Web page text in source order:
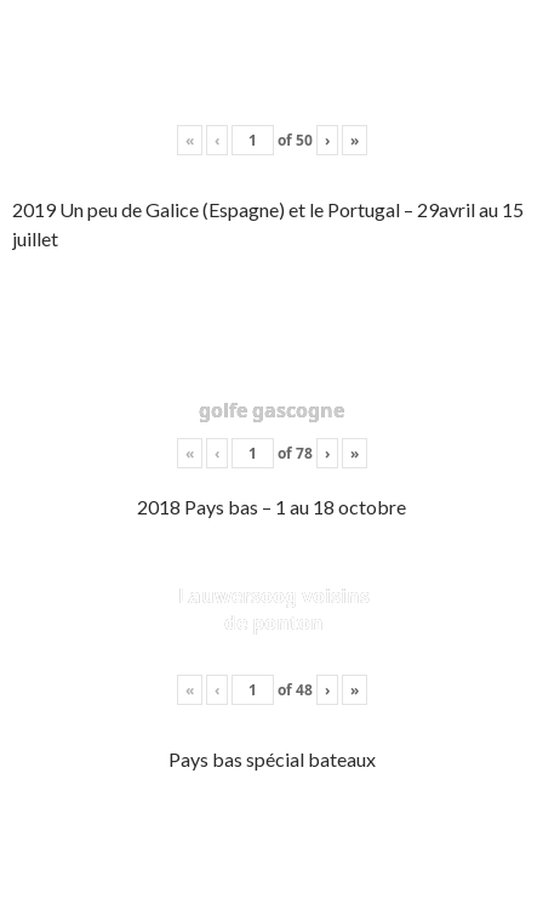
« ‹ of50 › »
2019 Un peu de Galice (Espagne) et le Portugal – 29avril au 15
juillet
golfe gascogne
« ‹ of78 › »
2018 Pays bas – 1 au 18 octobre
Lauwersoog voisins
de ponton
« ‹ of48 › »
Pays bas spécial bateaux